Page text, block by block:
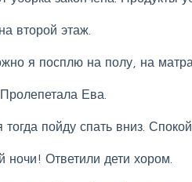
второй этаж.
я посплю на полу, на
Ева.
пойду спать вниз.
ночи! Ответили дети хором.